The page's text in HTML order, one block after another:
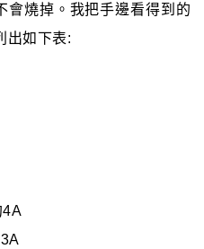
會燒掉。我把手邊看得到的
出如下表:
4A